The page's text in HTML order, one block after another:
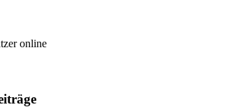
online